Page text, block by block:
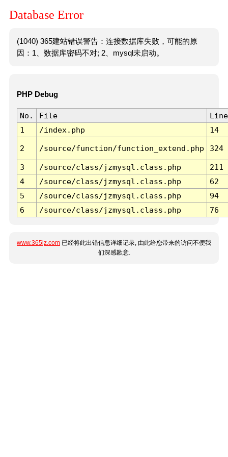
Database Error
(1040) 365建站错误警告：连接数据库失败，可能的原
因：1、数据库密码不对; 2、mysql未启动。
PHP Debug
No. File
Line
1
/index.php 14
2 /source/function/function_extend.php 324
3 /source/class/jzmysql.class.php
211
4
/source/class/jzmysql.class.php
62
5
/source/class/jzmysql.class.php
94
6
/source/class/jzmysql.class.php 76
www.365jz.com 已经将此出错信息详细记录, 由此给您带来的访问不便我
们深感歉意.